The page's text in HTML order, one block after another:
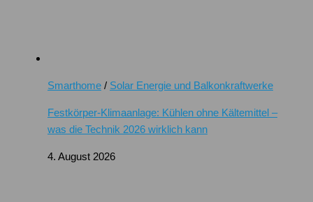
Smarthome / Solar Energie und Balkonkraftwerke
Festkörper-Klimaanlage: Kühlen ohne Kältemittel –
was die Technik 2026 wirklich kann
4. August 2026